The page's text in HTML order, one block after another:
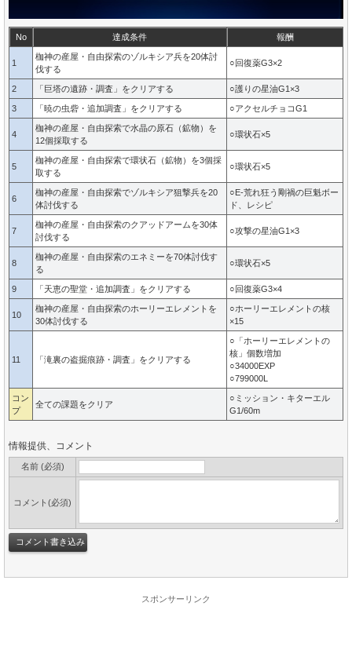
No 達成条件 報酬
1
枷神の産屋・自由探索のゾルキシア兵を20体討
伐する
○回復薬G3×2
2 「巨塔の遺跡・調査」をクリアする ○護りの星油G1×3
3 「暁の虫砦・追加調査」をクリアする ○アクセルチョコG1
4
枷神の産屋・自由探索で水晶の原石（鉱物）を
12個採取する
○環状石×5
5
枷神の産屋・自由探索で環状石（鉱物）を3個採
取する
○環状石×5
6
枷神の産屋・自由探索でゾルキシア狙撃兵を20
体討伐する
○E-荒れ狂う剛禍の巨魁ボー
ド、レシピ
7
枷神の産屋・自由探索のクアッドアームを30体
討伐する
○攻撃の星油G1×3
8
枷神の産屋・自由探索のエネミーを70体討伐す
る
○環状石×5
9 「天恵の聖堂・追加調査」をクリアする ○回復薬G3×4
10
枷神の産屋・自由探索のホーリーエレメントを
30体討伐する
○ホーリーエレメントの核
×15
11 「滝裏の盗掘痕跡・調査」をクリアする
○「ホーリーエレメントの
核」個数増加
○34000EXP
○799000L
コン
プ
全ての課題をクリア
○ミッション・キターエル
G1/60m
情報提供、コメント
名前 (必須)
コメント(必須)
スポンサーリンク